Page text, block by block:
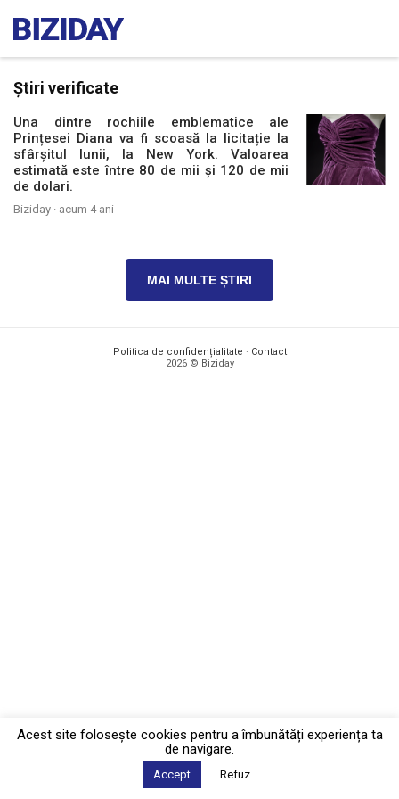
Știri verificate
Una dintre rochiile emblematice ale
Prințesei Diana va fi scoasă la licitație la
sfârșitul lunii, la New York. Valoarea
estimată este între 80 de mii și 120 de mii
de dolari.
Biziday · acum 4 ani
MAI MULTE ȘTIRI
Politica de confidențialitate · Contact
2026 © Biziday
Acest site foloseşte cookies pentru a îmbunătăți experiența ta
de navigare.
Accept Refuz